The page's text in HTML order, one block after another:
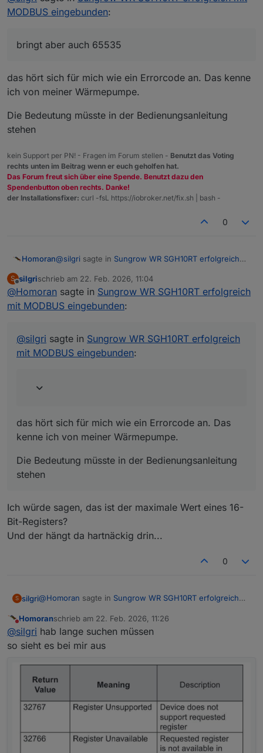
Dort steht bei mir immer 65535
Das Register wird wohl nicht ausgelesen, der Wert
Geräteüberwachung, zeigt den korrekten Wert, der
Edit gerade noch gefunden:
https://www.debacher.de/wiki/Sun2000_Modbus_Re
gister
32088 Insulation resistance RO U16 MΩ 1000 1
Ich wärme das jetzt nochmal auf
gefunden?
MODBUS eingebunden:
bringt aber auch 65535
das hört sich für mich wie ein Errorcode an. Das kenne
ich von meiner Wärmepumpe.
Die Bedeutung müsste in der Bedienungsanleitung
stehen
kein Support per PN! - Fragen im Forum stellen - Benutzt das Voting
rechts unten im Beitrag wenn er euch geholfen hat.
Das Forum freut sich über eine Spende. Benutzt dazu den
Spendenbutton oben rechts. Danke!
der Installationsfixer: curl -fsL https://iobroker.net/fix.sh | bash -
0
Homoran@silgri sagte in Sungrow WR SGH10RT erfolgreich
bringt aber auch 65535
Die Bedeutung müsste in der Bedienungsanleitung
stehen
S
Offline
silgrischrieb am 22. Feb. 2026, 11:04
zuletzt editiert von
@Homoran sagte in Sungrow WR SGH10RT erfolgreich
mit MODBUS eingebunden:
@silgri sagte in Sungrow WR SGH10RT erfolgreich
mit MODBUS eingebunden:
das hört sich für mich wie ein Errorcode an. Das
kenne ich von meiner Wärmepumpe.
Die Bedeutung müsste in der Bedienungsanleitung
stehen
Ich würde sagen, das ist der maximale Wert eines 16-
Bit-Registers?
Und der hängt da hartnäckig drin...
0
S silgri@Homoran sagte in Sungrow WR SGH10RT erfolgreich
@ silgrisagte inSungrow WR SGH10RT erfolgreich
mit MODBUS eingebunden
das hört sich für mich wie ein Errorcode an. Das
kenne ich von meiner Wärmepumpe.
Die Bedeutung müsste in der Bedienungsanleitung
Ich würde sagen, das ist der maximale Wert eines 16-Bit-
Nicht stören
Homoranschrieb am 22. Feb. 2026, 11:26
zuletzt editiert von
@silgri hab lange suchen müssen
so sieht es bei mir aus